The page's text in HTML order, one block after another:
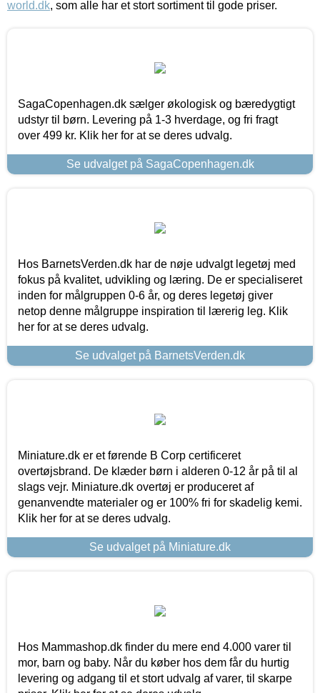
world.dk, som alle har et stort sortiment til gode priser.
SagaCopenhagen.dk sælger økologisk og bæredygtigt
udstyr til børn. Levering på 1-3 hverdage, og fri fragt
over 499 kr. Klik her for at se deres udvalg.
Se udvalget på SagaCopenhagen.dk
Hos BarnetsVerden.dk har de nøje udvalgt legetøj med
fokus på kvalitet, udvikling og læring. De er specialiseret
inden for målgruppen 0-6 år, og deres legetøj giver
netop denne målgruppe inspiration til lærerig leg. Klik
her for at se deres udvalg.
Se udvalget på BarnetsVerden.dk
Miniature.dk er et førende B Corp certificeret
overtøjsbrand. De klæder børn i alderen 0-12 år på til al
slags vejr. Miniature.dk overtøj er produceret af
genanvendte materialer og er 100% fri for skadelig kemi.
Klik her for at se deres udvalg.
Se udvalget på Miniature.dk
Hos Mammashop.dk finder du mere end 4.000 varer til
mor, barn og baby. Når du køber hos dem får du hurtig
levering og adgang til et stort udvalg af varer, til skarpe